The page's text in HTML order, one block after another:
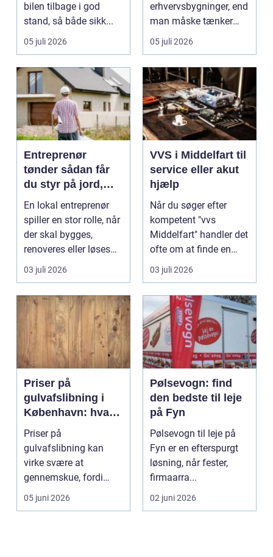
bilen tilbage i god
stand, så både sikk...
05 juli 2026
erhvervsbygninger, end
man måske tænker
ov...
05 juli 2026
Entreprenør
tønder sådan får
du styr på jord,
dræn og kloak
En lokal entreprenør
spiller en stor rolle, når
der skal bygges,
renoveres eller løses
problemer und...
03 juli 2026
VVS i Middelfart til
service eller akut
hjælp
Når du søger efter
kompetent "vvs
Middelfart" handler det
ofte om at finde en
lokal, fa...
03 juli 2026
Priser på
gulvafslibning i
København: hvad
koster det
egentlig?
Priser på
gulvafslibning kan
virke svære at
gennemskue, fordi
mange faktorer spiller
ind...
05 juni 2026
Pølsevogn: find
den bedste til leje
på Fyn
Pølsevogn til leje på
Fyn er en efterspurgt
løsning, når fester,
firmaarra...
02 juni 2026